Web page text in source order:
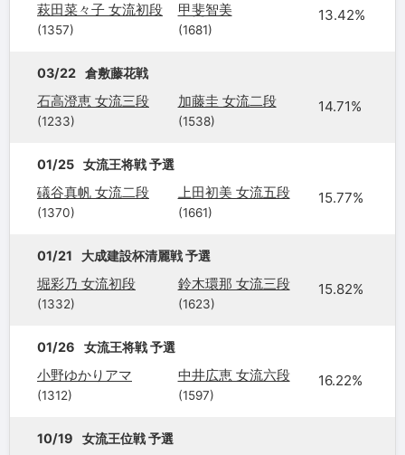
萩田菜々子 女流初段
(1357)
甲斐智美
(1681)
13.42%
03/22 倉敷藤花戦
石高澄恵 女流三段
(1233)
加藤圭 女流二段
(1538)
14.71%
01/25 女流王将戦 予選
礒谷真帆 女流二段
(1370)
上田初美 女流五段
(1661)
15.77%
01/21 大成建設杯清麗戦 予選
堀彩乃 女流初段
(1332)
鈴木環那 女流三段
(1623)
15.82%
01/26 女流王将戦 予選
小野ゆかりアマ
(1312)
中井広恵 女流六段
(1597)
16.22%
10/19 女流王位戦 予選